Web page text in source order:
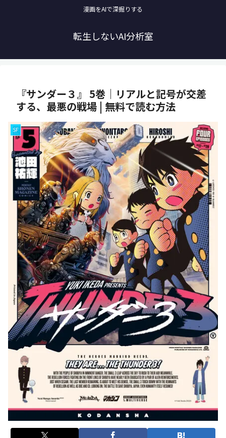
漫画をAIで深掘りする
転生しないAI分析室
『サンダー３』 5巻｜リアルと記号が交差
する、最悪の戦場 | 無料で読む方法
SF